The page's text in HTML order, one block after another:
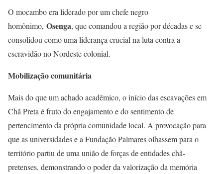
O mocambo era liderado por um chefe negro
homônimo, Osenga, que comandou a região por décadas e se
consolidou como uma liderança crucial na luta contra a
escravidão no Nordeste colonial.
Mobilização comunitária
Mais do que um achado acadêmico, o início das escavações em
Chã Preta é fruto do engajamento e do sentimento de
pertencimento da própria comunidade local. A provocação para
que as universidades e a Fundação Palmares olhassem para o
território partiu de uma união de forças de entidades chã-
pretenses, demonstrando o poder da valorização da memória